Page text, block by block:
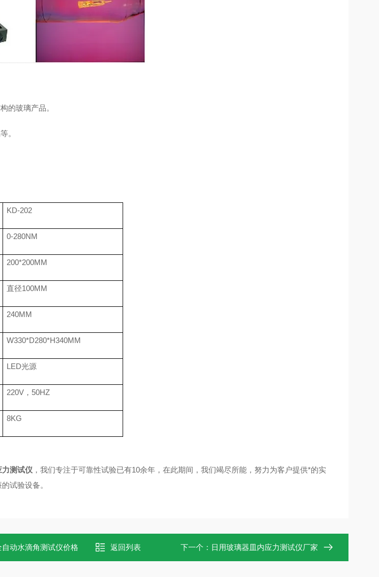
的玻璃产品。
。
KD-202
0-280NM
200*200MM
直径100MM
240MM
W330*D280*H340MM
LED光源
220V，50HZ
8KG
测试仪 ， 我们专注于可靠性试验已有10余年，在此期间，我们竭尽所能，努力为客户提供*的实
试验设备。
动水滴角测试仪价格 返回列表 下一个： 日用玻璃器皿内应力测试仪厂家